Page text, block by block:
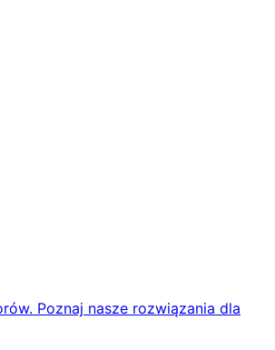
Poznaj nasze rozwiązania dla